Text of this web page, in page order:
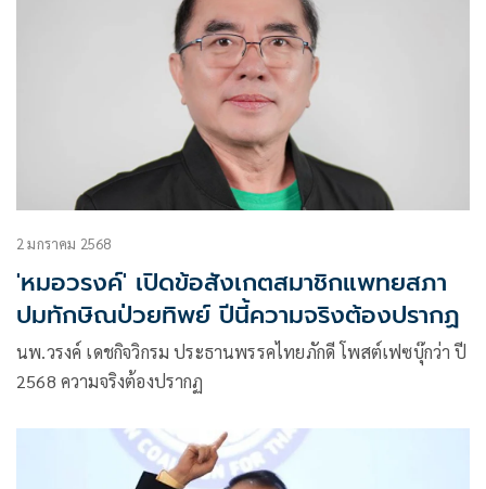
2 มกราคม 2568
'หมอวรงค์' เปิดข้อสังเกตสมาชิกแพทยสภา
ปมทักษิณป่วยทิพย์ ปีนี้ความจริงต้องปรากฏ
นพ.วรงค์ เดชกิจวิกรม ประธานพรรคไทยภักดี โพสต์เฟซบุ๊กว่า ปี
2568 ความจริงต้องปรากฏ